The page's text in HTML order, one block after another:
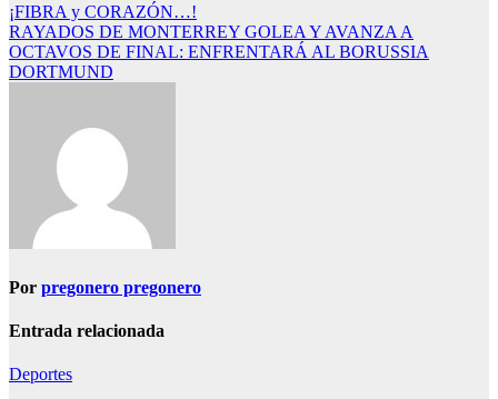
Navegación
de
entradas
¡FIBRA y CORAZÓN…!
RAYADOS DE MONTERREY GOLEA Y AVANZA A
OCTAVOS DE FINAL: ENFRENTARÁ AL BORUSSIA
DORTMUND
Por pregonero pregonero
Entrada relacionada
Deportes